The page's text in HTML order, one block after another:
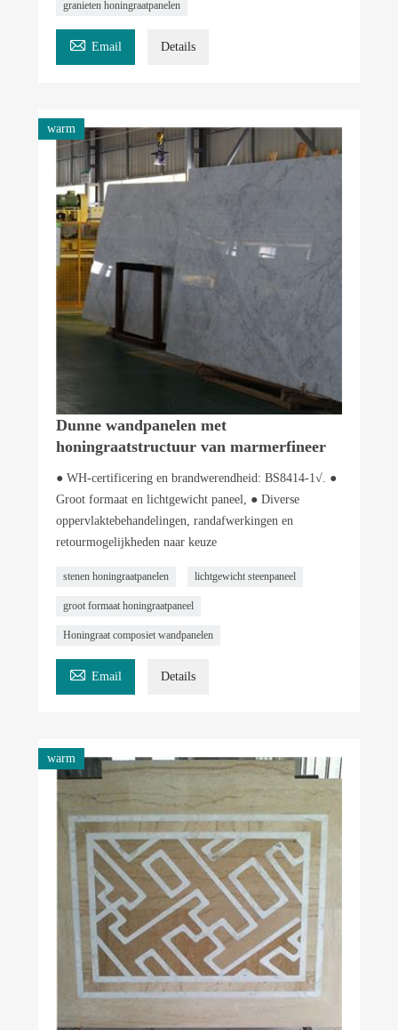
granieten honingraatpanelen
 Email Details
warm
Dunne wandpanelen met
honingraatstructuur van marmerfineer
● WH-certificering en brandwerendheid: BS8414-1√. ●
Groot formaat en lichtgewicht paneel, ● Diverse
oppervlaktebehandelingen, randafwerkingen en
retourmogelijkheden naar keuze
stenen honingraatpanelen lichtgewicht steenpaneel
groot formaat honingraatpaneel
Honingraat composiet wandpanelen
 Email Details
warm